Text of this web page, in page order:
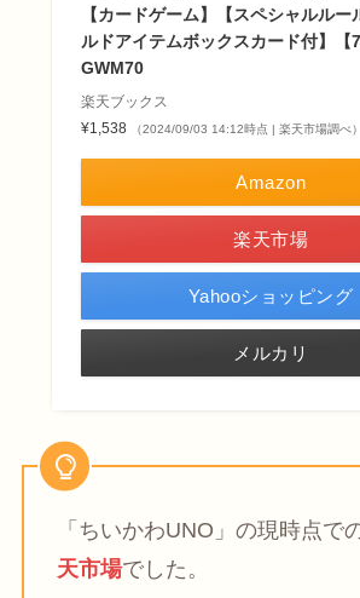
【カードゲーム】【スペシャルルー
ルドアイテムボックスカード付】【7
GWM70
楽天ブックス
¥1,538
（2024/09/03 14:12時点 | 楽天市場調べ）
Amazon
楽天市場
Yahooショッピング
メルカリ
「ちいかわUNO」の現時点で
天市場でした。